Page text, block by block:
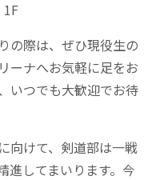
1F
の際は、ぜひ現役生の
ーナへお気軽に足をお
いつでも大歓迎でお待
向けて、剣道部は一戦
進してまいります。今